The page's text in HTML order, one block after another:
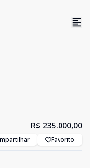
R$ 235.000,00
Favorito